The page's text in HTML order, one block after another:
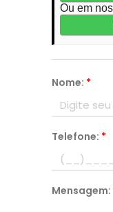
Ou em
Nome: *
Telefone: *
Mensagem: